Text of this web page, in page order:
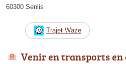
60300 Senlis
Trajet Waze
Venir en transports en